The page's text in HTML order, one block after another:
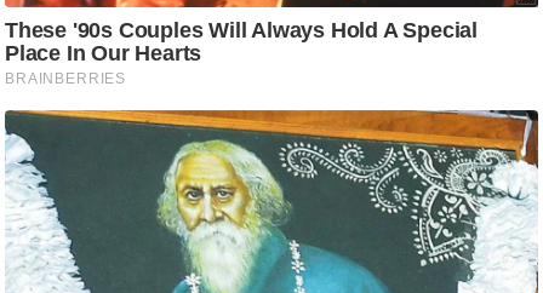
शि
प
रा
ज
नी
ति
वि
श्ले
ष